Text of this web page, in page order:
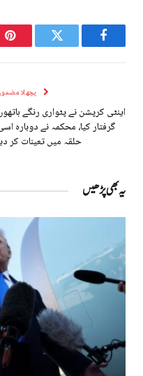
Facebook
Twitter
پچھلا
اینٹی کرپشن نے پٹواری رنگے
گرفتار کیا، محکمہ نے دوبارہ
حلقہ میں تعینات کر
یہ بھی پڑھیں